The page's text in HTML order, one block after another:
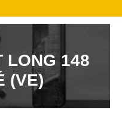
LONG 148
(VE)